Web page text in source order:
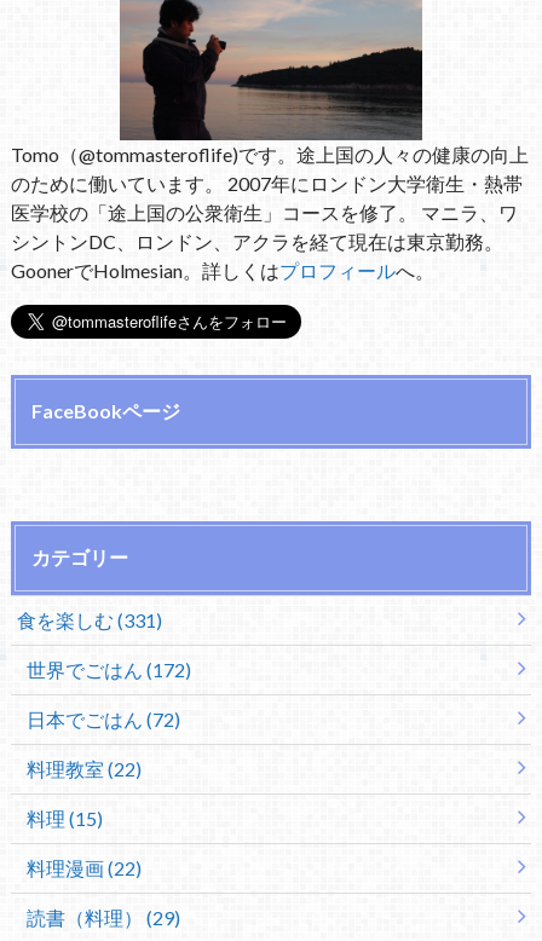
Tomo（@tommasteroflife)です。途上国の人々の健康の向上
のために働いています。 2007年にロンドン大学衛生・熱帯
医学校の「途上国の公衆衛生」コースを修了。 マニラ、ワ
シントンDC、ロンドン、アクラを経て現在は東京勤務。
GoonerでHolmesian。詳しくはプロフィールへ。
FaceBookページ
カテゴリー
食を楽しむ (331)
世界でごはん (172)
日本でごはん (72)
料理教室 (22)
料理 (15)
料理漫画 (22)
読書（料理） (29)